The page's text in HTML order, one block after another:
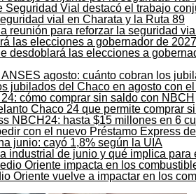
Seguridad Vial destacó el trabajo
reunión para reforzar la seguridad
desdoblará las elecciones a
jubilados del Chaco en agosto con
Chaco 24 que permite comprar
con el nuevo Préstamo Express
industrial de junio y qué implica para
Oriente vuelve a impactar en los